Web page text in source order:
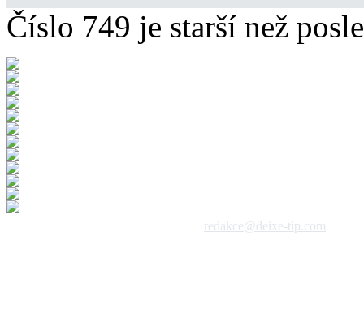
Číslo 749 je starší než
redakce@deixe-tip.com